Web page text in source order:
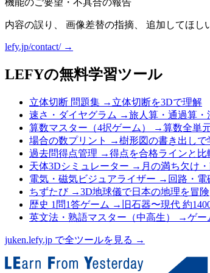
機能のご要望・不具合の報告
内容の誤り、 画像差替の指摘、 追加してほし
lefy.jp/contact/ →
LEFYの無料学習ツール
立体切断 問題集 → 立体切断を3Dで理解
速さ・ダイヤグラム →旅人算・通過算
算数マスター（4択ゲーム）
→算数全単
場合の数プリント
→樹形図の書き出しで
過去問得点管理 →得点を合格ラインと比
天体3Dシミュレーター → 月の満ち欠け
電気・磁気ビジュアライザー → 回路・
ちずたび→3D地球儀で日本の地理を冒険
歴史 1問1答ゲーム → 旧石器〜現代 約
英文法・熟語マスター（中高生）
→ゲー
juken.lefy.jp で全ツールを見る →